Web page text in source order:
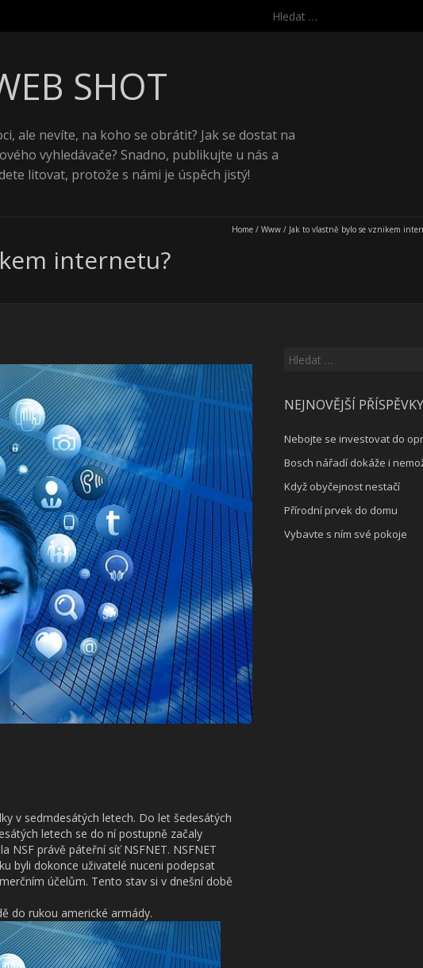
Vyhledávání
SHOT
ale nevíte, na koho se obrátit? Jak se dostat na
vyhledávače? Snadno, publikujte u nás a
litovat, protože s námi je úspěch jistý!
Home / Www / Jak to vlastně bylo se vznikem
internetu?
v sedmdesátých letech. Do let šedesátých
letech se do ní postupně začaly
NSF právě páteřní síť NSFNET. NSFNET
byli dokonce uživatelé nuceni podepsat
účelům. Tento stav si v dnešní době
do rukou americké armády.
Vyhledávání
NEJNOVĚJŠÍ PŘÍSPĚVKY
Nebojte se investovat do
Bosch nářadí dokáže i
Když obyčejnost nestačí
Přírodní prvek do domu
Vybavte s ním své pokoje